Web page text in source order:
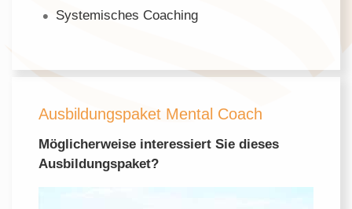
Systemisches Coaching
Ausbildungspaket Mental Coach
Möglicherweise interessiert Sie dieses
Ausbildungspaket?